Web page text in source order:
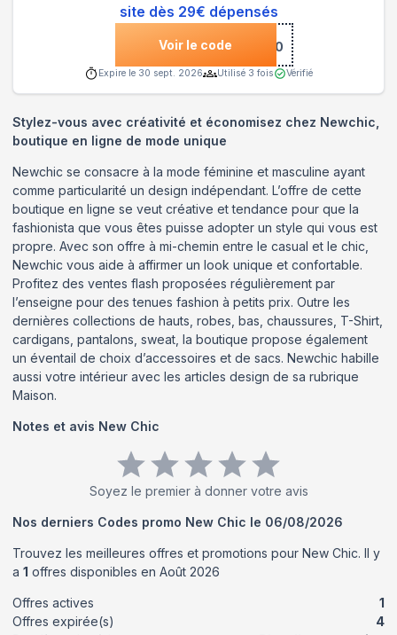
site dès 29€ dépensés
Voir le code***Q130
Expire le 30 sept. 2026 Utilisé 3 fois Vérifié
Stylez-vous avec créativité et économisez chez Newchic,
boutique en ligne de mode unique
Newchic se consacre à la mode féminine et masculine ayant
comme particularité un design indépendant. L’offre de cette
boutique en ligne se veut créative et tendance pour que la
fashionista que vous êtes puisse adopter un style qui vous est
propre. Avec son offre à mi-chemin entre le casual et le chic,
Newchic vous aide à affirmer un look unique et confortable.
Profitez des ventes flash proposées régulièrement par
l’enseigne pour des tenues fashion à petits prix. Outre les
dernières collections de hauts, robes, bas, chaussures, T-Shirt,
cardigans, pantalons, sweat, la boutique propose également
un éventail de choix d’accessoires et de sacs. Newchic habille
aussi votre intérieur avec les articles design de sa rubrique
Maison.
Notes et avis New Chic
Soyez le premier à donner votre avis
Nos derniers Codes promo New Chic le 06/08/2026
Trouvez les meilleures offres et promotions pour New Chic. Il y
a 1 offres disponibles en Août 2026
Offres actives
1
Offres expirée(s)
4